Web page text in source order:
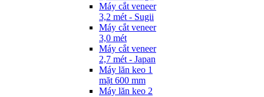
Máy cắt veneer
3,2 mét - Sugii
Máy cắt veneer
3,0 mét
Máy cắt veneer
2,7 mét - Japan
Máy lăn keo 1
mặt 600 mm
Máy lăn keo 2